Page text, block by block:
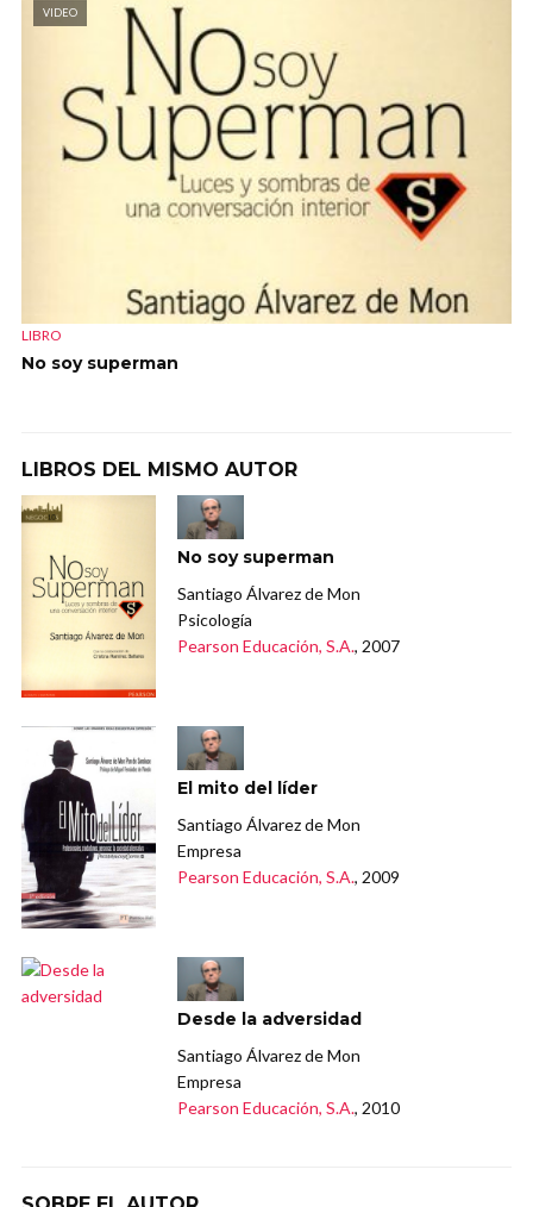
VIDEO
LIBRO
No soy superman
LIBROS DEL MISMO AUTOR
No soy superman
Santiago Álvarez de Mon
Psicología
Pearson Educación, S.A., 2007
El mito del líder
Santiago Álvarez de Mon
Empresa
Pearson Educación, S.A., 2009
Desde la adversidad
Santiago Álvarez de Mon
Empresa
Pearson Educación, S.A., 2010